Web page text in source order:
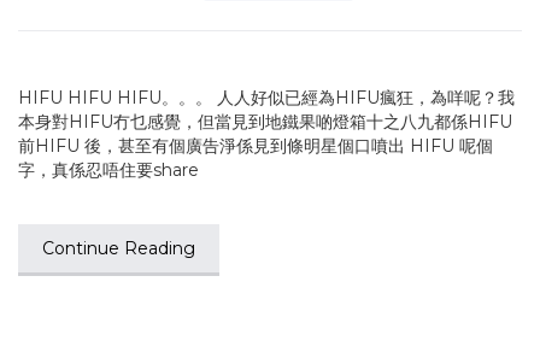
HIFU HIFU HIFU。。。 人人好似已經為HIFU瘋狂，為咩呢？我
本身對HIFU冇乜感覺，但當見到地鐵果啲燈箱十之八九都係HIFU
前HIFU 後，甚至有個廣告淨係見到條明星個口噴出 HIFU 呢個
字，真係忍唔住要share
Continue Reading